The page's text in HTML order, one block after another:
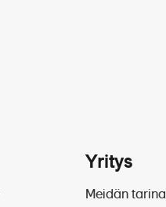
Yritys
Meidän tarina